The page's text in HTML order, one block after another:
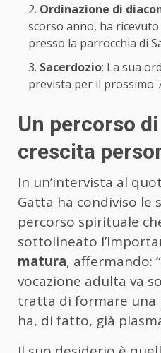
Ordinazione di
scorso anno, ha
presso la parrocchia di
Sacerdozio: La sua
prevista per il prossimo
Un percorso
crescita
In un’intervista al
Gatta ha condiviso le
percorso spirituale
sottolineato
matura, affermando:
vocazione adulta va
tratta di formare una
ha, di fatto, già